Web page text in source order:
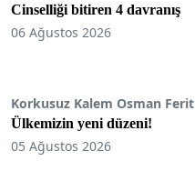
Cinselliği bitiren 4 davranış
06 Ağustos 2026
Korkusuz Kalem Osman Ferit
Ülkemizin yeni düzeni!
05 Ağustos 2026